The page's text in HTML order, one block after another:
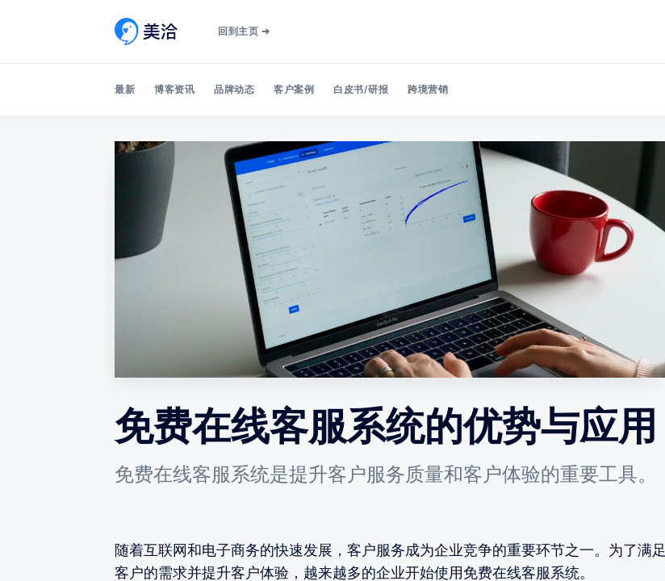
回到主页 ➔
最新 博客资讯 品牌动态 客户案例 白皮书/研报 跨境营销
免费在线客服系统的优势与应用
免费在线客服系统是提升客户服务质量和客户体验的重要工具。
随着互联网和电子商务的快速发展，客户服务成为企业竞争的重要环节之一。为了满足
客户的需求并提升客户体验，越来越多的企业开始使用免费在线客服系统。